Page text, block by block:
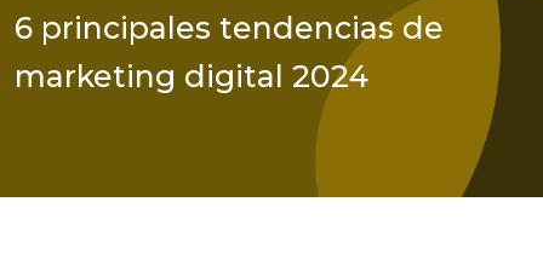
6 principales tendencias de
marketing digital 2024